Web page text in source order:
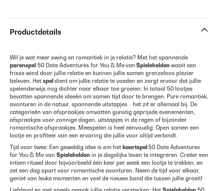
Productdetails
Wil je wat meer swing en romantiek in je relatie? Met het spannende
parenspel 50 Date Adventures for You & Mevan Spielehelden waait een
frisse wind door jullie relatie en kunnen jullie samen grenzeloos plezier
beleven. Het spel dient om jullie relatie te voeden en zorgt ervoor dat jullie
spelenderwijs nog dichter naar elkaar toe groeien: In totaal 50 lootjes
bevatten spannende ideeën om samen tijd door te brengen. Pure romantiek,
avonturen in de natuur, spannende uitstapjes - het zit er allemaal bij. De
categorieën van afspraakjes omvatten gunstig geprijsde evenementen,
afspraakjes voor zonnige dagen, uitstapjes in de regen of bijzonder
romantische afspraakjes. Meespelen is heel eenvoudig: Open samen een
lootje en profiteer van een ervaring die jullie voor altijd verbindt.
Tijd voor twee: Een geweldig idee is om het kaartspel 50 Date Adventures
for You & Me van Spielehelden in je dagelijks leven te integreren. Creëer een
intiem ritueel door bijvoorbeeld één keer per week een lootje te trekken, en
zet een dag apart voor romantische avonturen. Neem de tijd voor elkaar,
geniet van leuke momenten en voel de nieuwe band die tussen jullie groeit!